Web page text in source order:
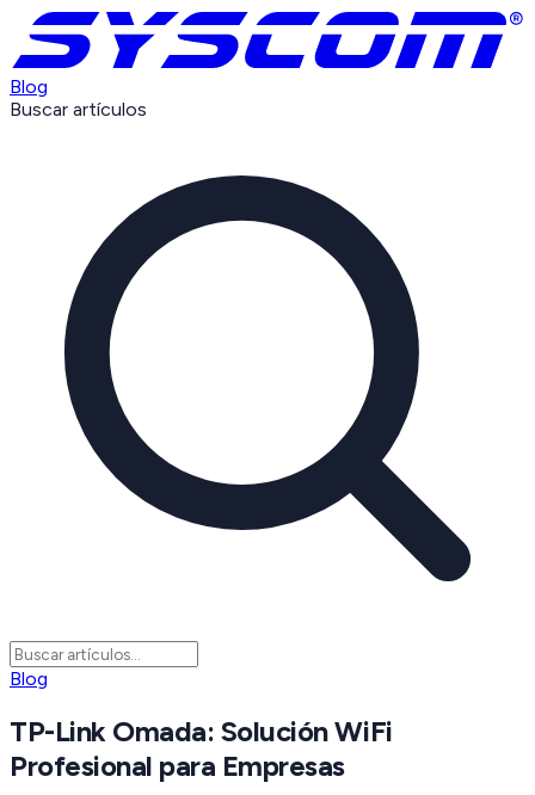
Blog
Buscar artículos
Blog
TP-Link Omada: Solución WiFi
Profesional para Empresas